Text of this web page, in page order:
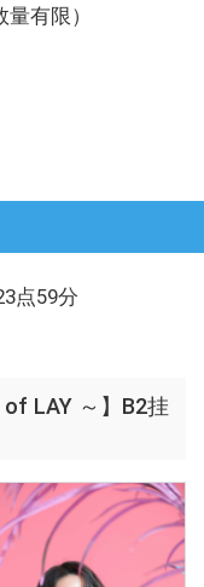
有限）
点59分
LAY ～】B2挂